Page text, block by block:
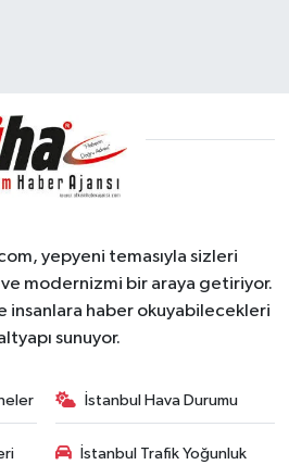
yepyeni temasıyla sizleri
modernizmi bir araya getiriyor.
insanlara haber okuyabilecekleri
sunuyor.
İstanbul Hava Durumu
İstanbul Trafik Yoğunluk